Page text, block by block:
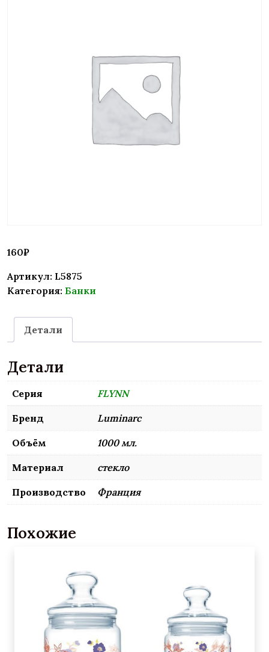
160₽
Артикул: L5875
Категория: Банки
Детали
Детали
Серия FLYNN
Бренд Luminarc
Объём 1000 мл.
Материал стекло
Производство Франция
Похожие